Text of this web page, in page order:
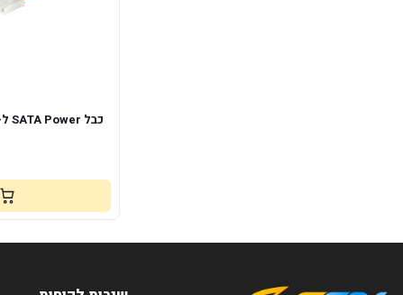
כבל SATA Power ל-Molex – מתאם מתח פנימי